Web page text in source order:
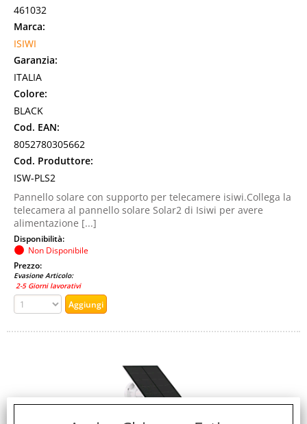
461032
Marca:
ISIWI
Garanzia:
ITALIA
Colore:
BLACK
Cod. EAN:
8052780305662
Cod. Produttore:
ISW-PLS2
Pannello solare con supporto per telecamere isiwi.Collega la
telecamera al pannello solare Solar2 di Isiwi per avere
alimentazione [...]
Disponibilità:
Non Disponibile
Prezzo:
Evasione Articolo:
2-5 Giorni lavorativi